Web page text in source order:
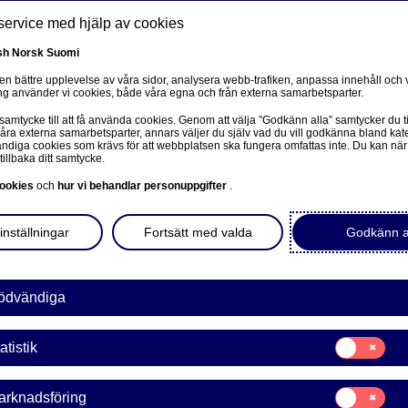
Om oss Investerare Nyheter & insikter
Mångfald & inkludering
skillnader gör oss
med hjälp av cookies
Norsk Suomi
bättre upplevelse av våra sidor, analysera webb-trafiken, anpassa innehåll och
använder vi cookies, både våra egna och från externa samarbetsparter.
till att få använda cookies. Genom att välja ”Godkänn alla” samtycker du
externa samarbetsparter, annars väljer du själv vad du vill godkänna bland
cookies som krävs för att webbplatsen ska fungera omfattas inte. Du kan
ditt samtycke.
och hur vi behandlar personuppgifter .
Godkänn
Fortsätt med valda
Samtycke
för:
Statistik
Samtycke